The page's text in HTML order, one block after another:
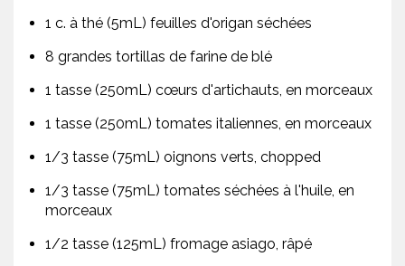
1 c. à thé (5mL) feuilles d'origan séchées
8 grandes tortillas de farine de blé
1 tasse (250mL) cœurs d'artichauts, en morceaux
1 tasse (250mL) tomates italiennes, en morceaux
1/3 tasse (75mL) oignons verts, chopped
1/3 tasse (75mL) tomates séchées à l'huile, en
morceaux
1/2 tasse (125mL) fromage asiago, râpé